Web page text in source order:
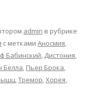
admin в рубрике
с метками Аносмия,
Бабинский, Дистония,
Белла, Пьер Брока,
,Тремор,Хорея,